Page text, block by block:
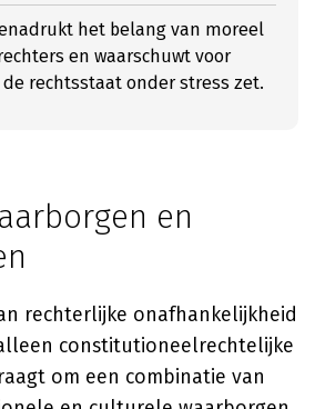
het belang van moreel
en waarschuwt voor
rechtsstaat onder stress zet.
en
rechterlijke onafhankelijkheid
constitutioneelrechtelijke
om een combinatie van